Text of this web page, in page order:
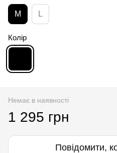
M L
Колір
Немає в наявності
1 295 грн
Повідомити,